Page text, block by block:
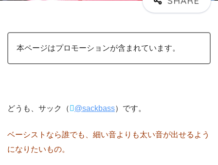
本ページはプロモーションが含まれています。
どうも、サック（ @sackbass）です。
ベーシストなら誰でも、細い音よりも太い音が出せるよう
になりたいもの。